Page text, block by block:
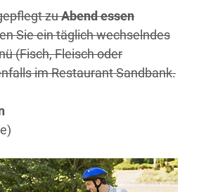
zuAbend essen
Sie ein täglich wechselndes
(Fisch, Fleisch oder
im Restaurant Sandbank.